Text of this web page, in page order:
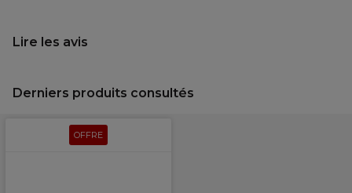
Lire les avis
Derniers produits consultés
OFFRE